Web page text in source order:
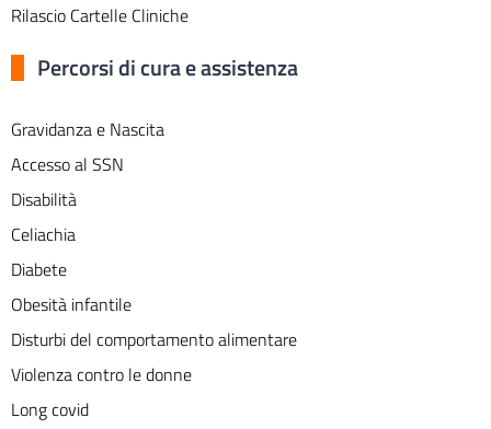
Rilascio Cartelle Cliniche
Percorsi di cura e assistenza
Gravidanza e Nascita
Accesso al SSN
Disabilità
Celiachia
Diabete
Obesità infantile
Disturbi del comportamento alimentare
Violenza contro le donne
Long covid